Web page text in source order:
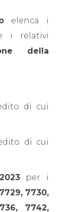
elenca i
i relativi
della
di cui
di cui
per i
7730,
7742,